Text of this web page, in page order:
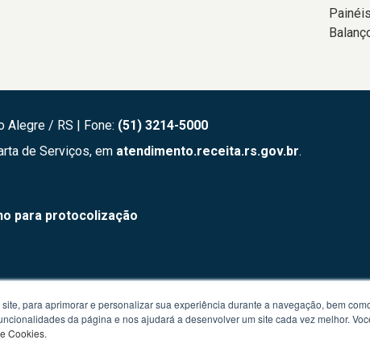
Painéis
Alegre / RS | Fone: (51) 3214-5000
de Serviços, em atendimento.receita.rs.gov.br.
para protocolização
para aprimorar e personalizar sua experiência durante a navegação, bem
da página e nos ajudará a desenvolver um site cada vez melhor.
Cookies.